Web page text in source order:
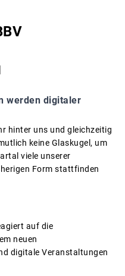
werden digitaler
hinter uns und gleichzeitig
keine Glaskugel, um
viele unserer
Form stattfinden
auf die
neuen
digitale Veranstaltungen